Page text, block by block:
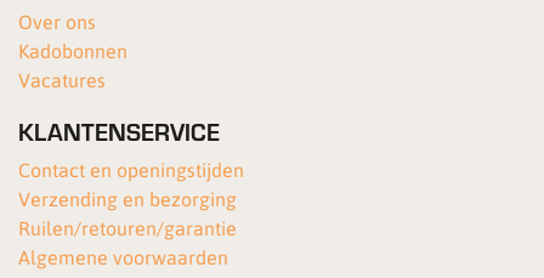
Over ons
Kadobonnen
Vacatures
KLANTENSERVICE
Contact en openingstijden
Verzending en bezorging
Ruilen/retouren/garantie
Algemene voorwaarden